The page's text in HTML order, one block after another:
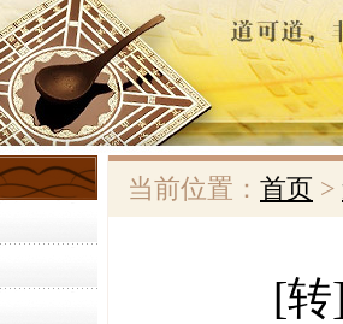
当前位置： 首页 >
[转